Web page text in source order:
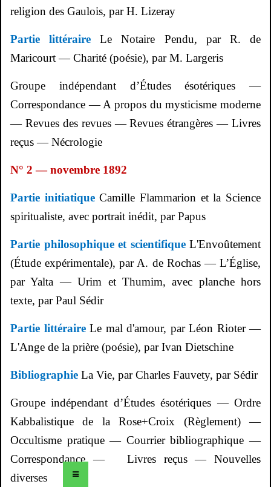
religion des Gaulois, par H. Lizeray
Partie littéraire Le Notaire Pendu, par R. de
Maricourt — Charité (poésie), par M. Largeris
Groupe indépendant d’Études ésotériques —
Correspondance — A propos du mysticisme moderne
— Revues des revues — Revues étrangères — Livres
reçus — Nécrologie
N° 2 — novembre 1892
Partie initiatiqueCamille Flammarion et la Science
spiritualiste, avec portrait inédit, par Papus
Partie philosophique et scientifiqueL'Envoûtement
(Étude expérimentale), par A. de Rochas — L’Église,
par Yalta —Urim et Thumim, avec planche hors
texte, par Paul Sédir
Partie littéraireLe mal d'amour, par Léon Rioter —
L'Ange de la prière (poésie), par Ivan Dietschine
Bibliographie La Vie, par Charles Fauvety, par Sédir
Groupe indépendant d’Études ésotériques — Ordre
Kabbalistique de laRose+Croix (Règlement) —
Occultisme pratique — Courrier bibliographique —
Correspondance —
Livres reçus — Nouvelles
diverses